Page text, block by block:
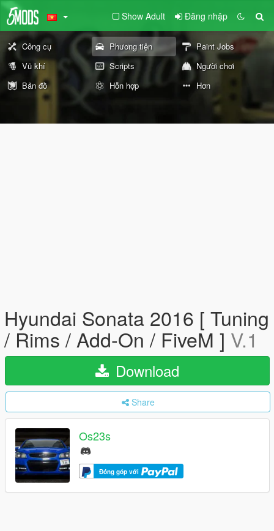
Show Adult Đăng nhập
Công cụ Phương tiện
Paint Jobs
Vũ khí
Scripts
Người chơi
Bản đồ
Hỗn hợp Hơn
Hyundai Sonata 2016 [ Tuning
/ Rims / Add-On / FiveM ] V.1
Download
Share
Os23s
Đóng góp với